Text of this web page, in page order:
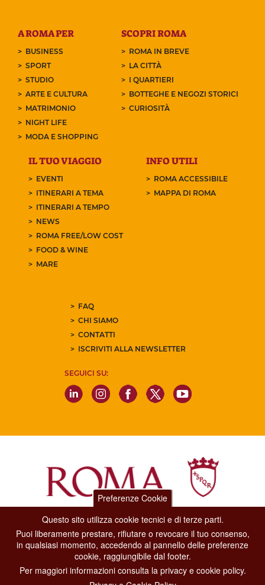
A ROMA PER
BUSINESS
SPORT
STUDIO
ARTE E CULTURA
MATRIMONIO
NIGHT LIFE
MODA E SHOPPING
SCOPRI ROMA
ROMA IN BREVE
LA CITTÀ
I QUARTIERI
BOTTEGHE E NEGOZI STORICI
CURIOSITÀ
IL TUO VIAGGIO
EVENTI
ITINERARI A TEMA
ITINERARI A TEMPO
NEWS
ROMA FREE/LOW COST
FOOD & WINE
MARE
INFO UTILI
ROMA ACCESSIBILE
MAPPA DI ROMA
FAQ
CHI SIAMO
CONTATTI
ISCRIVITI ALLA NEWSLETTER
SEGUICI SU:
Dipartimento Grandi Eventi, Sport, Turismo e Moda.
Via di San Basilio, 51
00187 Roma
CONTACT CENTER TEL. 06 06 08
Preferenze Cookie
Questo sito utilizza cookie tecnici e di terze parti.
Puoi liberamente prestare, rifiutare o revocare il tuo consenso,
in qualsiasi momento, accedendo al pannello delle preferenze
cookie, raggiungibile dal footer.
Per maggiori informazioni consulta la privacy e cookie policy.